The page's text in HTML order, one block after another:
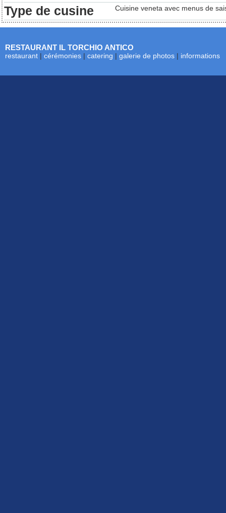
Type de cusine Cuisine veneta avec menus de
RESTAURANT IL TORCHIO ANTICO
restaurant | cérémonies | catering | galerie de photos | informations